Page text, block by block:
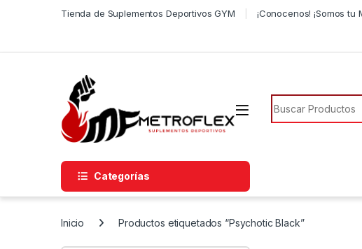
Tienda de Suplementos Deportivos GYM ¡Conocenos! ¡Somos
Búsqueda de:
Categorías
Inicio Productos etiquetados “Psychotic Black”